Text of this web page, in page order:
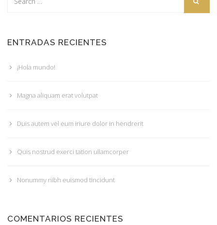
ENTRADAS RECIENTES
¡Hola mundo!
Magna aliquam erat volutpat
Duis autem vel eum iriure dolor in hendrerit
Quis nostrud exerci tation ullamcorper
Nonummy nibh euismod tincidunt
COMENTARIOS RECIENTES